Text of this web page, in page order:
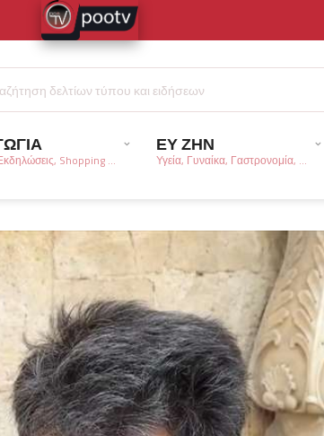
Shopping ...
ΕΥ ΖΗΝ
Υγεία, Γυναίκα, Γαστρονομία, ...